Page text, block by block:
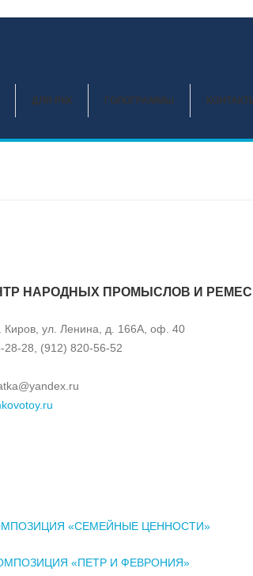
ДЛЯ РКК ГОЛОГРАММЫ
НАРОДНЫХ ПРОМЫСЛОВ И
Киров, ул. Ленина, д. 166А, оф. 40
28-28, (912) 820-56-52
«СЕМЕЙНЫЕ ЦЕННОСТИ»
«ПЕТР И ФЕВРОНИЯ»